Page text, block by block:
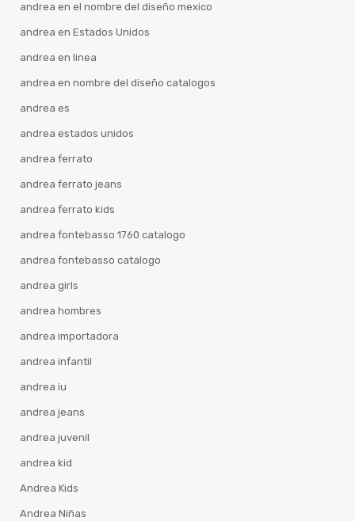
andrea en el nombre del diseño mexico
andrea en Estados Unidos
andrea en linea
andrea en nombre del diseño catalogos
andrea es
andrea estados unidos
andrea ferrato
andrea ferrato jeans
andrea ferrato kids
andrea fontebasso 1760 catalogo
andrea fontebasso catalogo
andrea girls
andrea hombres
andrea importadora
andrea infantil
andrea iu
andrea jeans
andrea juvenil
andrea kid
Andrea Kids
Andrea Niñas